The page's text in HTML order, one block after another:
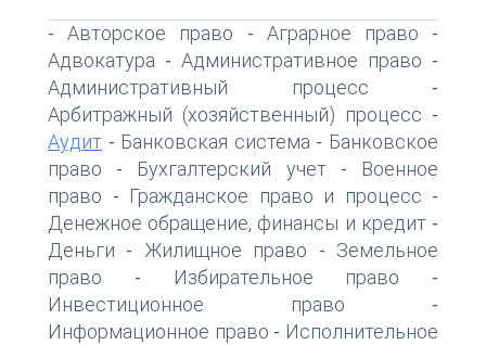
-Авторское право - Аграрное право -
Адвокатура - Административное право -
Административный процесс -
Арбитражный (хозяйственный) процесс -
Аудит - Банковская система - Банковское
право - Бухгалтерский учет-
Военное
право - Гражданское право и процесс -
Денежное обращение, финансы и кредит-
Деньги - Жилищное право - Земельное
право - Избирательное право -
Инвестиционное право -
Информационное право - Исполнительное